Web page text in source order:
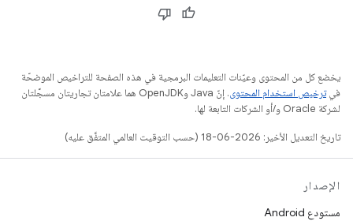
يخضع كل من المحتوى وعيّنات التعليمات البرمجية في هذه الصفحة للتراخيص الموضحّة
فيترخيص استخدام المحتوى
. إنّ Java وOpenJDK هما علامتان تجاريتان مسجَّلتان
لشركة Oracle و/أو الشركات التابعة لها.
تاريخ التعديل الأخير: 2026-06-18 (حسب التوقيت العالمي المتفَّق عليه)
الإصدار
مستودع Android